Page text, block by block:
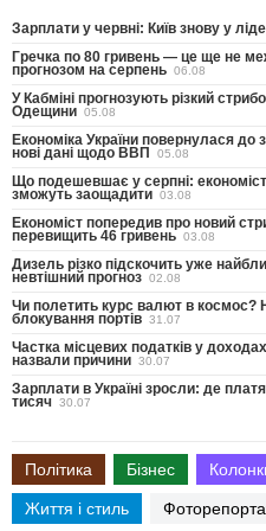
Зарплати у червні: Київ знову у
Гречка по 80 гривень — це ще не
прогнозом на серпень 06.08
У Кабміні прогнозують різкий
Одещини 05.08
Економіка України повернулася
нові дані щодо ВВП 05.08
Що подешевшає у серпні: економіст
зможуть заощадити 03.08
Економіст попередив про новий
перевищить 46 гривень 03.08
Дизель різко підскочить уже
невтішний прогноз 02.08
Чи полетить курс валют в космос?
блокування портів 31.07
Частка місцевих податків у
назвали причини 30.07
Зарплати в Україні зросли: де
тисяч 30.07
Політика Бізнес
Життя і стиль